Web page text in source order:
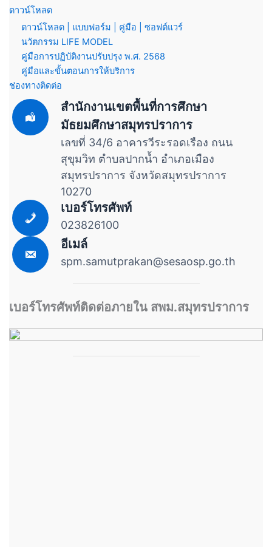
ดาวน์โหลด
ดาวน์โหลด | แบบฟอร์ม | คู่มือ | ซอฟต์แวร์
นวัตกรรม LIFE MODEL
คู่มือการปฏิบัติงานปรับปรุง พ.ศ. 2568
คู่มือและขั้นตอนการให้บริการ
ช่องทางติดต่อ
สำนักงานเขตพื้นที่การศึกษา
มัธยมศึกษาสมุทรปราการ
เลขที่ 34/6 อาคารวีระรอดเรือง ถนน
สุขุมวิท ตำบลปากน้ำ อำเภอเมือง
สมุทรปราการ จังหวัดสมุทรปราการ
10270
เบอร์โทรศัพท์
023826100
อีเมล์
spm.samutprakan@sesaosp.go.th
เบอร์โทรศัพท์ติดต่อภายใน สพม.สมุทรปราการ